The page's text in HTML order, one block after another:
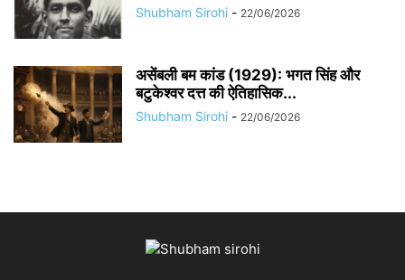
Shubham Sirohi - 22/06/2026
असेंबली बम कांड (1929): भगत सिंह और
बटुकेश्वर दत्त की ऐतिहासिक...
Shubham Sirohi - 22/06/2026